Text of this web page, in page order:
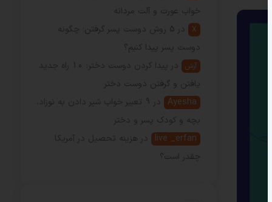
خواب عورت و آلت مردانه
X در
5 روش دوست پسر گرفتن؛ چگونه
دوست پسر پیدا کنیم؟
آرش در
پیدا کردن دوست دختر: 10 راه جدید
یافتن و گرفتن دوست دختر
Ayesha
در
9 تعبیر خواب شیر دادن به نوزاد،
بچه و کودک پسر و دختر
live _erfan
در
هزینه تحصیل در آمریکا
چقدر است؟